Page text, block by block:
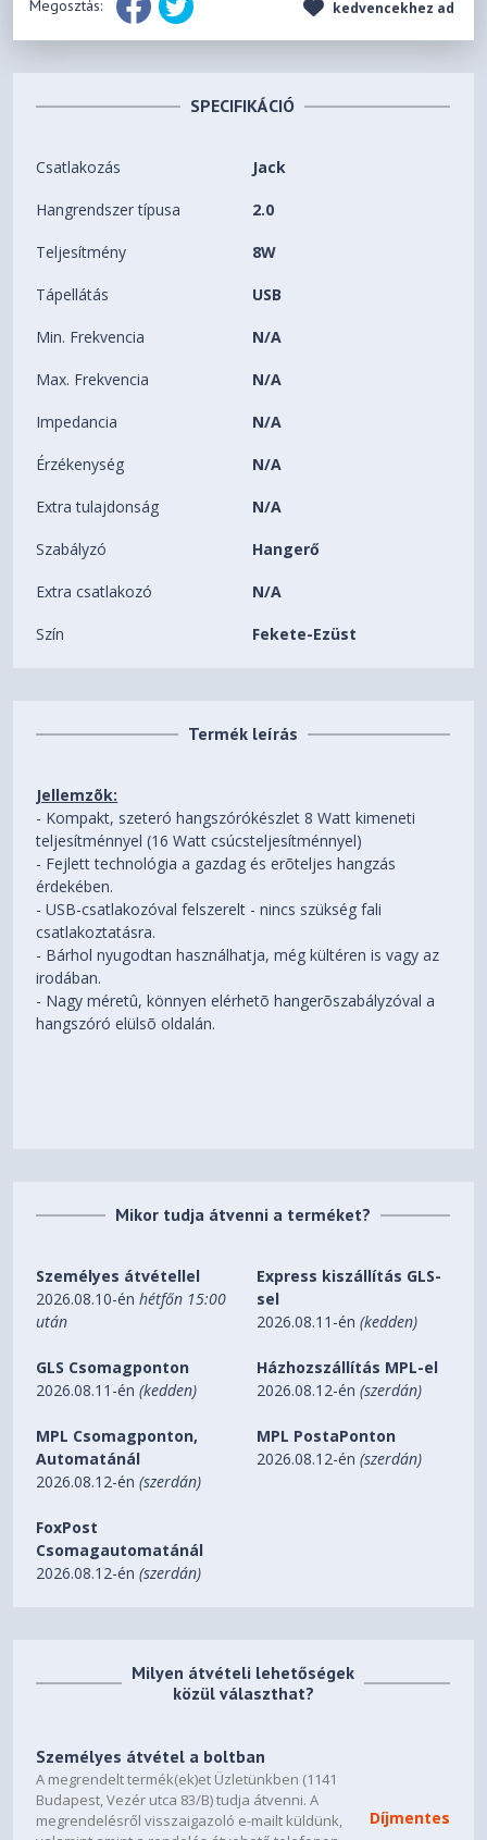
Megosztás: kedvencekhez ad
SPECIFIKÁCIÓ
Csatlakozás Jack
Hangrendszer típusa 2.0
Teljesítmény 8W
Tápellátás USB
Min. Frekvencia N/A
Max. Frekvencia N/A
Impedancia N/A
Érzékenység N/A
Extra tulajdonság N/A
Szabályzó Hangerő
Extra csatlakozó N/A
Szín Fekete-Ezüst
Termék leírás
Jellemzõk:
- Kompakt, szeteró hangszórókészlet 8 Watt kimeneti
teljesítménnyel (16 Watt csúcsteljesítménnyel)
- Fejlett technológia a gazdag és erõteljes hangzás
érdekében.
- USB-csatlakozóval felszerelt - nincs szükség fali
csatlakoztatásra.
- Bárhol nyugodtan használhatja, még kültéren is vagy az
irodában.
- Nagy méretû, könnyen elérhetõ hangerõszabályzóval a
hangszóró elülsõ oldalán.
Mikor tudja átvenni a terméket?
Személyes átvétellel
2026.08.10-énhétfőn 15:00
után
Express kiszállítás GLS-
sel
2026.08.11-én(kedden)
GLS Csomagponton
2026.08.11-én(kedden)
Házhozszállítás MPL-el
2026.08.12-én(szerdán)
MPL Csomagponton,
Automatánál
2026.08.12-én(szerdán)
MPL PostaPonton
2026.08.12-én(szerdán)
FoxPost
Csomagautomatánál
2026.08.12-én(szerdán)
Milyen átvételi lehetőségek
közül választhat?
Személyes átvétel a boltban
A megrendelt termék(ek)et Üzletünkben (1141
Budapest, Vezér utca 83/B) tudja átvenni. A
megrendelésről visszaigazoló e-mailt küldünk,
Díjmentes